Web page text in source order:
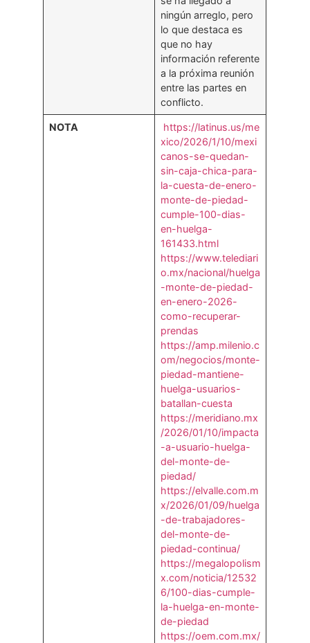
ningún arreglo, pero
lo que destaca es
que no hay
información referente
a la próxima reunión
entre las partes en
conflicto.
NOTA
https://latinus.us/me
xico/2026/1/10/mexi
canos-se-quedan-
sin-caja-chica-para-
la-cuesta-de-enero-
monte-de-piedad-
cumple-100-dias-
en-huelga-
161433.html
https://www.telediari
o.mx/nacional/huelga
-monte-de-piedad-
en-enero-2026-
como-recuperar-
prendas
https://amp.milenio.c
om/negocios/monte-
piedad-mantiene-
huelga-usuarios-
batallan-cuesta
https://meridiano.mx
/2026/01/10/impacta
-a-usuario-huelga-
del-monte-de-
piedad/
https://elvalle.com.m
x/2026/01/09/huelga
-de-trabajadores-
del-monte-de-
piedad-continua/
https://megalopolism
x.com/noticia/12532
6/100-dias-cumple-
la-huelga-en-monte-
de-piedad
https://oem.com.mx/